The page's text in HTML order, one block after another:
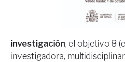
investigación, el objetivo 8
investigadora,